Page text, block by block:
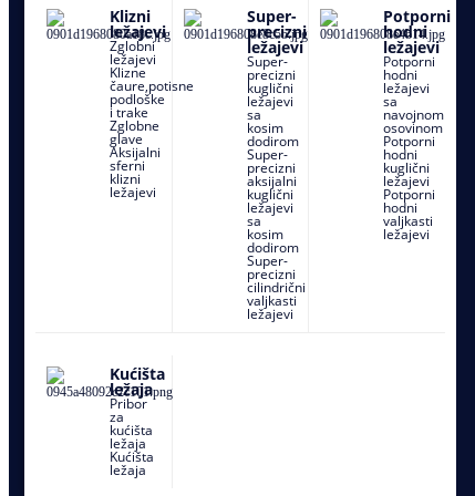
jedinice
sa
valjkastim
ležajevima
Klizni
ležajevi
Zglobni
ležajevi
Klizne
čaure,potisne
podloške
i trake
Zglobne
glave
Aksijalni
sferni
klizni
ležajevi
Super-
precizni
ležajevi
Super-
precizni
kuglični
ležajevi
sa
kosim
dodirom
Super-
precizni
aksijalni
kuglični
ležajevi
sa
kosim
dodirom
Super-
precizni
cilindrični
valjkasti
ležajevi
Potporni
hodni
ležajevi
Potporni
hodni
ležajevi
sa
navojnom
osovinom
Potporni
hodni
kuglični
ležajevi
Potporni
hodni
valjkasti
ležajevi
Kućišta
ležaja
Pribor
za
kućišta
ležaja
Kućišta
ležaja